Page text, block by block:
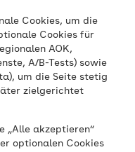
Cookies, um die
Cookies für
AOK,
A/B-Tests) sowie
um die Seite stetig
zielgerichtet
„Alle akzeptieren“
optionalen Cookies
für